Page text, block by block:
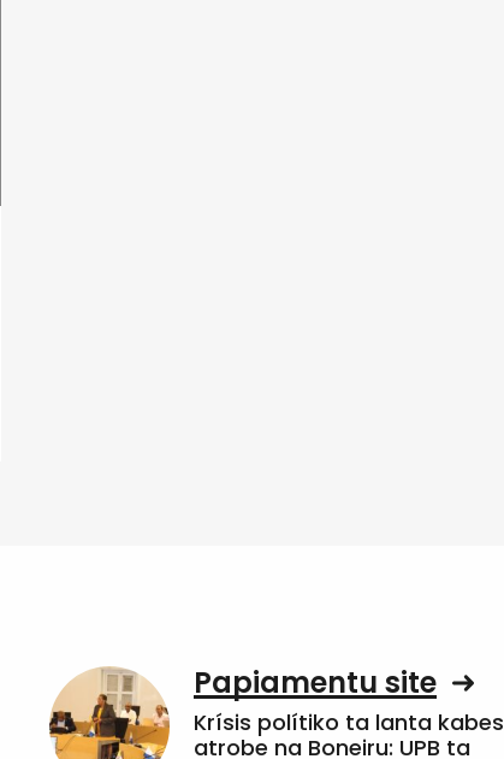
Papiamentu site
Krísis polítiko ta lanta kabes
atrobe na Boneiru: UPB ta